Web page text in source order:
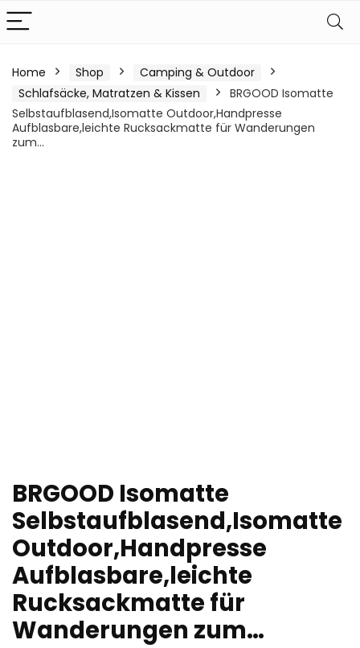
Home Shop
Camping & Outdoor
Schlafsäcke, Matratzen & Kissen
BRGOOD Isomatte
Selbstaufblasend,Isomatte Outdoor,Handpresse
Aufblasbare,leichte Rucksackmatte für Wanderungen
zum…
BRGOOD Isomatte
Selbstaufblasend,Isomatte
Outdoor,Handpresse
Aufblasbare,leichte
Rucksackmatte für
Wanderungen zum…